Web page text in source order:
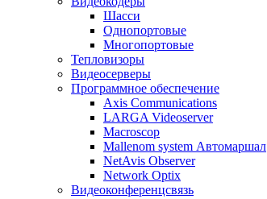
Шасси
Однопортовые
Многопортовые
Тепловизоры
Видеосерверы
Программное обеспечение
Axis Communications
LARGA Videoserver
Macroscop
Mallenom system Автомаршал
NetAvis Observer
Network Optix
Видеоконференцсвязь